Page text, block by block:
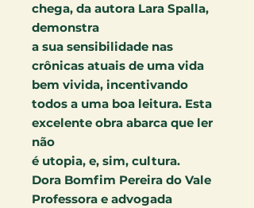
chega, da autora Lara Spalla,
demonstra
a sua sensibilidade nas
crônicas atuais de uma vida
bem vivida, incentivando
todos a uma boa leitura. Esta
excelente obra abarca que ler
não
é utopia, e, sim, cultura.
Dora Bomfim Pereira do Vale
Professora e advogada